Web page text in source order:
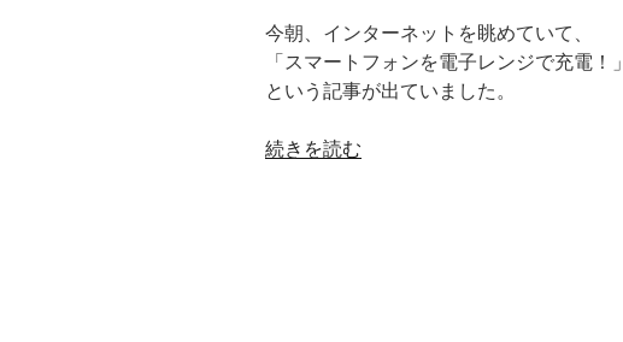
今朝、インターネットを眺めていて、
「スマートフォンを電子レンジで充電！」
という記事が出ていました。
“ス
続きを読む